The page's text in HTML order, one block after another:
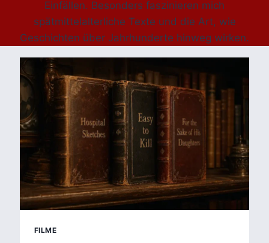
Einfällen. Besonders faszinieren mich
spätmittelalterliche Texte und die Art, wie
Geschichten über Jahrhunderte hinweg wirken.
FILME